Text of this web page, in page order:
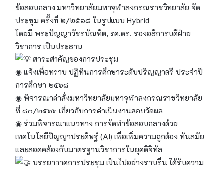
ข้อสอบกลาง มหาวิทยาลัยมหาจุฬาลงกรณราชวิทยาลัย จัด
ประชุม ครั้งที่ ๒/๒๕๖๘ ในรูปแบบ Hybrid
โดยมี พระปัญญาวัชรบัณฑิต, รศ.ดร. รองอธิการบดีฝ่าย
วิชาการ เป็นประธาน
สาระสำคัญของการประชุม
◉ แจ้งเพื่อทราบ ปฏิทินการศึกษาระดับปริญญาตรี ประจำปี
การศึกษา ๒๕๖๘
◉ พิจารณาคำสั่งมหาวิทยาลัยมหาจุฬาลงกรณราชวิทยาลัย
ที่ ๘๐/๒๕๖๖ เกี่ยวกับการดำเนินงานสอบวัดผล
◉ ร่วมพิจารณาแนวทาง การจัดทำข้อสอบกลางด้วย
เทคโนโลยีปัญญาประดิษฐ์ (AI) เพื่อเพิ่มความถูกต้อง ทันสมัย
และสอดคล้องกับมาตรฐานวิชาการในยุคดิจิทัล
บรรยากาศการประชุม เป็นไปอย่างราบรื่น ได้รับความ